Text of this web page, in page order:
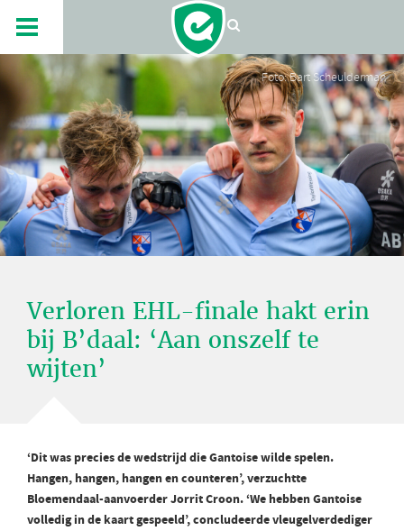
Foto: Bart Scheulderman
Verloren EHL-finale hakt erin
bij B’daal: ‘Aan onszelf te
wijten’
‘Dit was precies de wedstrijd die Gantoise wilde spelen.
Hangen, hangen, hangen en counteren’, verzuchtte
Bloemendaal-aanvoerder Jorrit Croon. ‘We hebben Gantoise
volledig in de kaart gespeeld’, concludeerde vleugelverdediger